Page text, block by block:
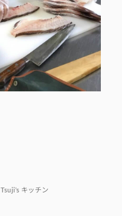
カ
Tsuji’s キッチン